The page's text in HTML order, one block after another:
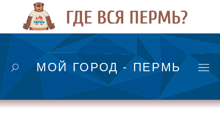
МОЙ ГОРОД - ПЕРМЬ